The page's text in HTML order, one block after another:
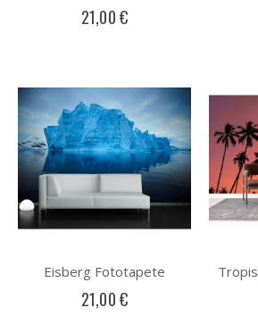
21,00 €
Eisberg Fototapete
21,00 €